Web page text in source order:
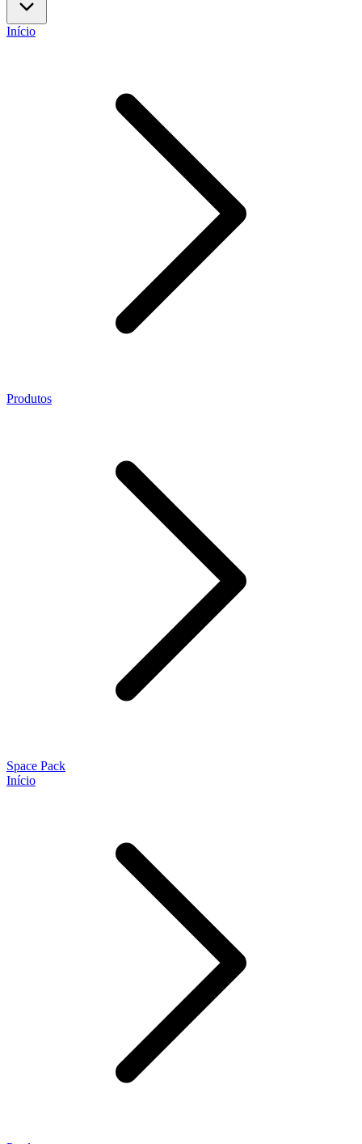
Início
Produtos
Space Pack
Início